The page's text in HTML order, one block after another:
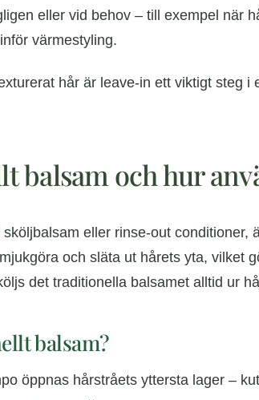
eller vid behov – till exempel när
värmestyling.
hår är leave-in ett viktigt steg
balsam och hur
eller rinse-out
och släta ut hårets yta, vilket
det traditionella balsamet alltid ur
balsam?
öppnas hårstråets yttersta lager –